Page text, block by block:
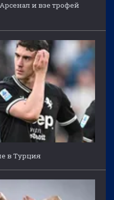
и взе трофей
в Турция